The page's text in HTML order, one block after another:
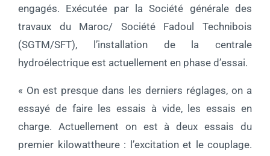
engagés. Exécutée par la Société générale des
travaux du Maroc/ Société Fadoul Technibois
(SGTM/SFT), l’installation de la centrale
hydroélectrique est actuellement en phase d’essai.
« On est presque dans les derniers réglages, on a
essayé de faire les essais à vide, les essais en
charge. Actuellement on est à deux essais du
premier kilowattheure : l’excitation et le couplage.